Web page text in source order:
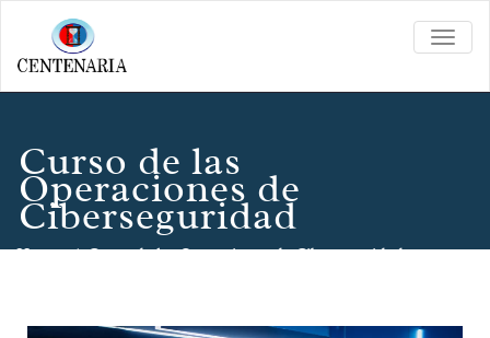
Curso de las
Operaciones de
Ciberseguridad
Home/Curso de las Operaciones de Ciberseguridad